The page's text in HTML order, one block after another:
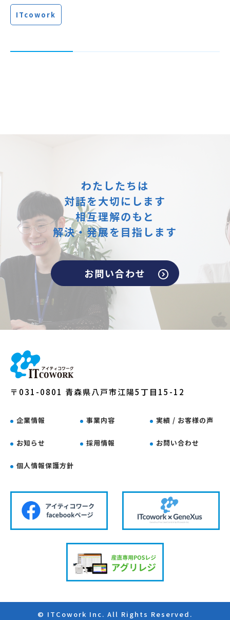
ITcowork
わたしたちは
対話を大切にします
相互理解のもと
解決・発展を目指します
お問い合わせ
〒031-0801 青森県八戸市江陽5丁目15-12
企業情報 事業内容 実績 / お客様の声
お知らせ 採用情報 お問い合わせ
個人情報保護方針
© ITCowork Inc. All Rights Reserved.